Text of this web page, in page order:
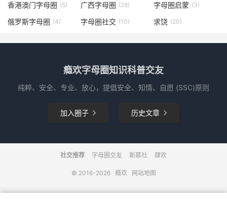
香港澳门字母圈 (5) 广西字母圈 (28) 字母圈启蒙 (3)
俄罗斯字母圈 (4) 字母圈社交 (10) 求饶 (20)
瘾欢字母圈知识科普交友
纯粹、安全、专业、放心，提倡安全、知情、自愿 (SSC)原则
加入圈子  历史文章 
社交推荐 字母圈交友 斯慕社 肆欢
© 2016-2026 瘾欢 网站地图